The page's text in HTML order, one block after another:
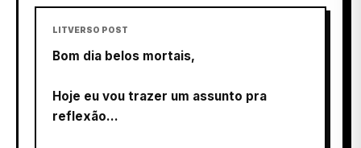
LITVERSO POST
Bom dia belos mortais,
Hoje eu vou trazer um assunto pra
reflexão...